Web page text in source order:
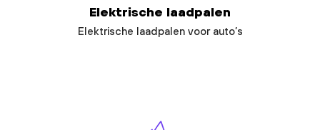
Elektrische laadpalen
Elektrische laadpalen voor auto’s